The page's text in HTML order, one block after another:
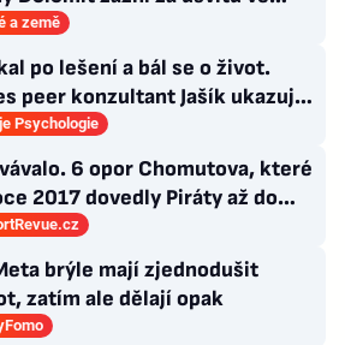
metrech
a země
po lešení a bál se o život.
peer konzultant Jašík ukazuje,
z psychózy existuje
Psychologie
6 opor Chomutova, které
2017 dovedly Piráty až do
play-off
brýle mají zjednodušit
zatím ale dělají opak